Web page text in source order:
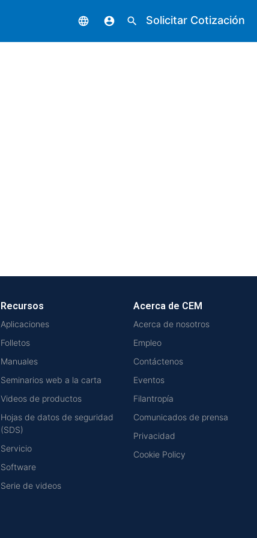
language account_circle search Solicitar Cotización
Recursos
Aplicaciones
Folletos
Manuales
Seminarios web a la carta
Videos de productos
Hojas de datos de seguridad
(SDS)
Servicio
Software
Serie de videos
Acerca de CEM
Acerca de nosotros
Empleo
Contáctenos
Eventos
Filantropía
Comunicados de prensa
Privacidad
Cookie Policy